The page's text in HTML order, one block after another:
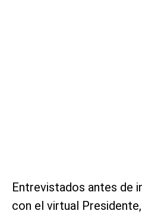
Entrevistados antes de
con el virtual